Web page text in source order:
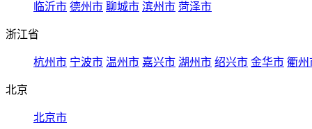
临沂市 德州市 聊城市 滨州市 菏泽市
浙江省
杭州市 宁波市 温州市 嘉兴市 湖州市 绍兴市 金华市 衢州
北京
北京市